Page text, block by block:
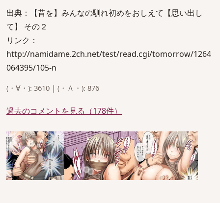
出典：【昔を】みんなの馴れ初めをおしえて【思い出し
て】 その２
リンク：
http://namidame.2ch.net/test/read.cgi/tomorrow/1264
064395/105-n
(・∀・): 3610 | (・Ａ・): 876
過去のコメントを見る（178件）